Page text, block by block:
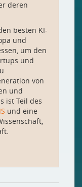
deren
besten KI-​
und
um den
und
von
und
ist Teil des
und eine